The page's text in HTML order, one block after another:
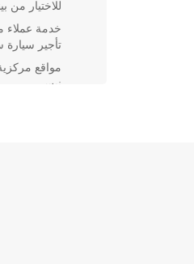
للاختيار من
خدمة عملاء
تأجير
مواقع
نيس.